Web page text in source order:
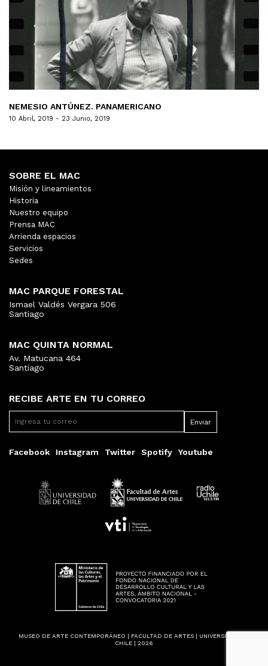
NEMESIO ANTÚNEZ. PANAMERICANO
10 Abril, 2019 - 23 Junio, 2019
RECIBE ARTE EN TU CORREO
Facebook Instagram Twitter Spotify Youtube
SOBRE EL MAC
Misión y lineamientos
Historia
Nuestro equipo
Prensa MAC
Arrienda espacios
Servicios
Sedes
MAC PARQUE FORESTAL
Ismael Valdés Vergara 506
Santiago
MAC QUINTA NORMAL
Av. Matucana 464
Santiago
MUSEO DE ARTE CONTEMPORÁNEO | FACULTAD DE ARTES | UNIVERSIDAD DE
CHILE | 2026